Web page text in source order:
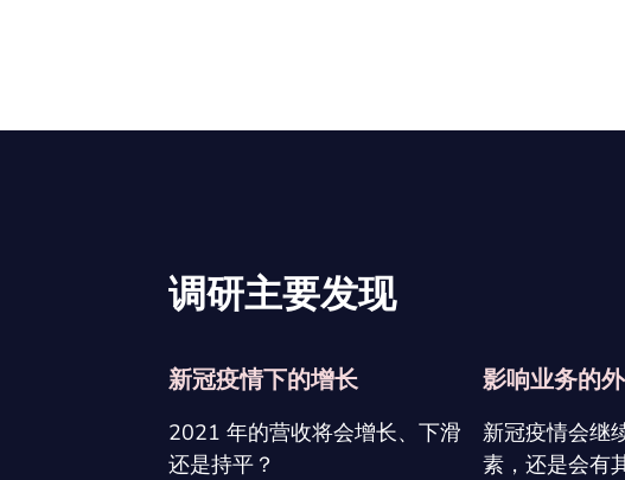
调研主要发现
新冠疫情下的增长
2021 年的营收将会增长、下滑
还是持平？
影响业务的
新冠疫情会继
素，还是会有